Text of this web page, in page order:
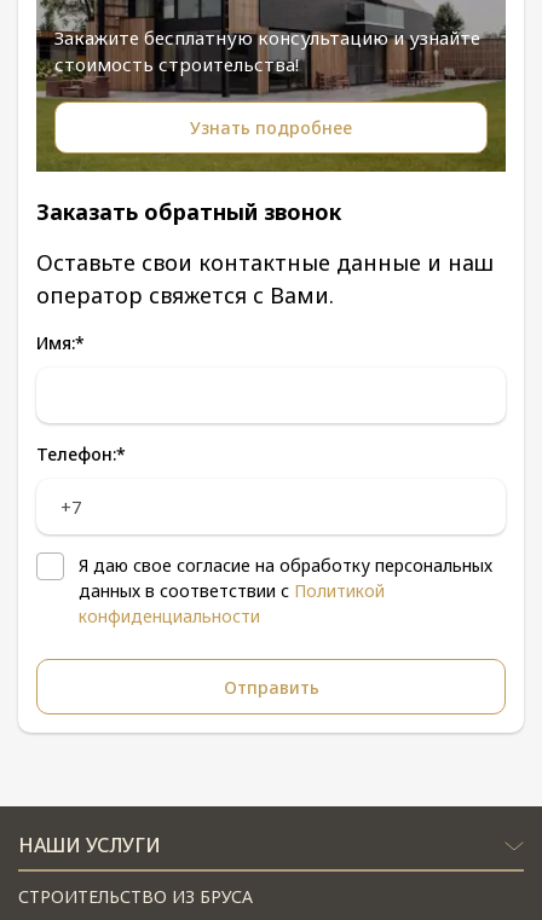
Закажите бесплатную консультацию и узнайте
стоимость строительства!
Узнать подробнее
Заказать обратный звонок
Оставьте свои контактные данные и наш
оператор свяжется с Вами.
Имя:*
Телефон:*
Я даю свое согласие на обработку персональных
данных в соответствии с Политикой
конфиденциальности
НАШИ УСЛУГИ
СТРОИТЕЛЬСТВО ИЗ БРУСА